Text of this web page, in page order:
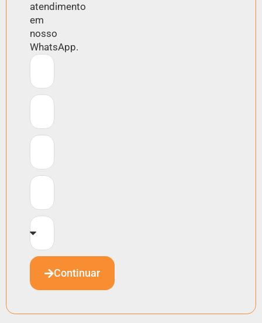
atendimento
em
nosso
WhatsApp.
Continuar